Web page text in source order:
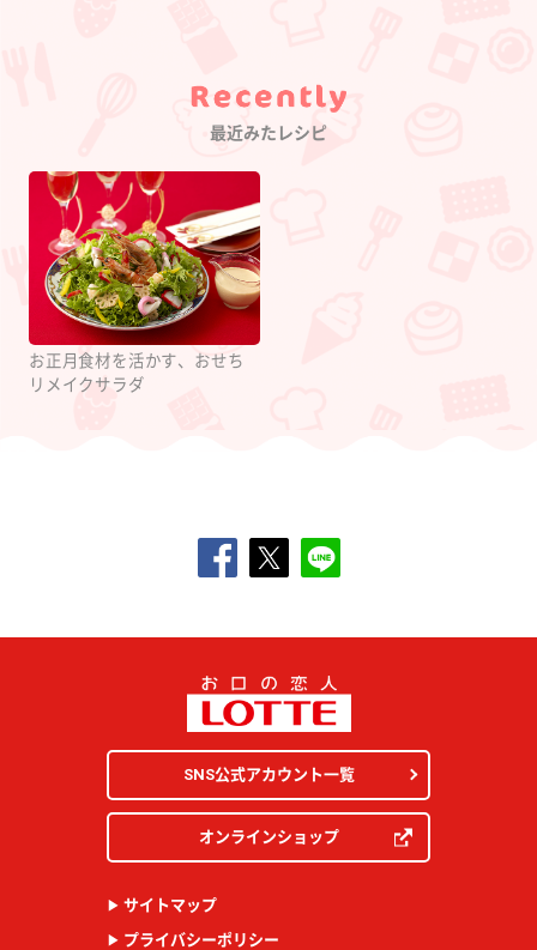
Category
最近みたレシピ
お正月食材を活かす、おせち
リメイクサラダ
SNS公式アカウント一覧
オンラインショップ
サイトマップ
プライバシーポリシー